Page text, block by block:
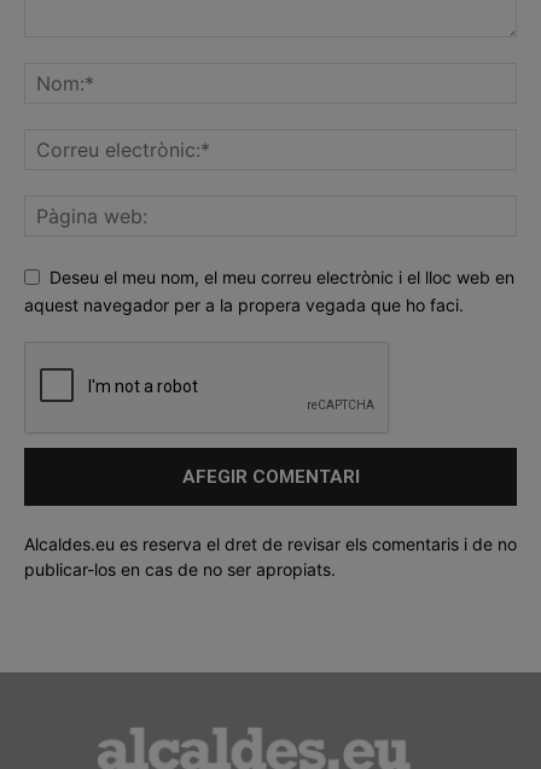
Deseu el meu nom, el meu correu electrònic i el lloc web en
aquest navegador per a la propera vegada que ho faci.
Alcaldes.eu es reserva el dret de revisar els comentaris i de no
publicar-los en cas de no ser apropiats.